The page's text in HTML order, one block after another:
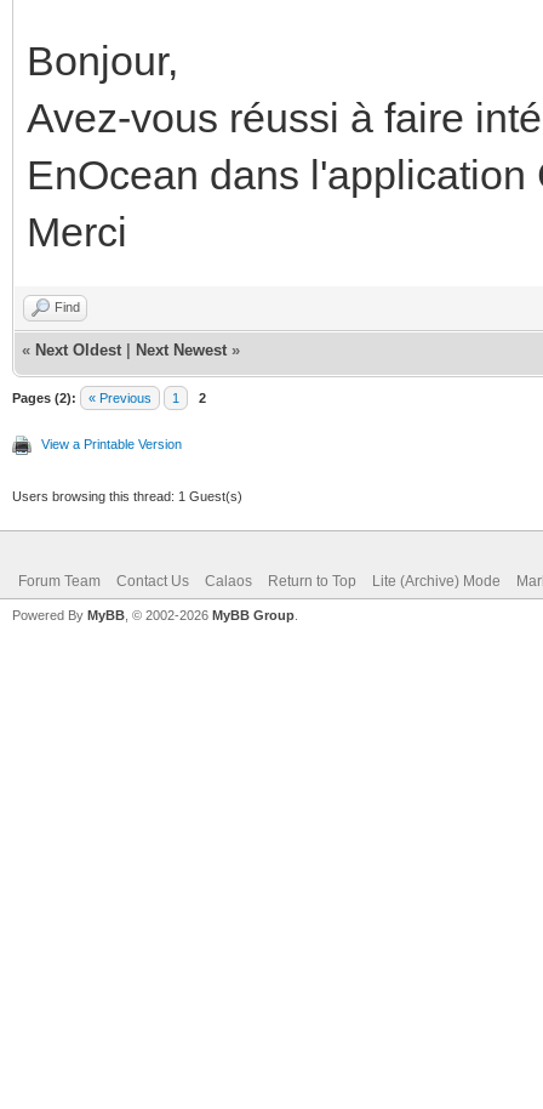
Bonjour,
Avez-vous réussi à faire
EnOcean dans l'application
Merci
Find
« Next Oldest Next Newest »
Pages (2): « Previous 1 2
View a Printable Version
Users browsing this thread: 1 Guest(s)
Forum Team Contact Us Calaos Return to Top Lite (Archive) Mode
Powered By MyBB , © 2002-2026 MyBB Group